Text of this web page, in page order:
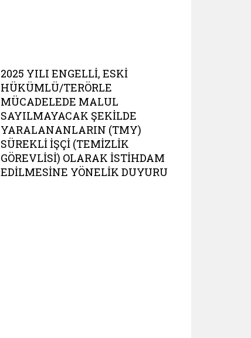
2025 YILI ENGELLI, ESKI
HÜKÜMLÜ/TERÖRLE
MÜCADELEDE MALUL
SAYILMAYACAK ŞEKILDE
YARALANANLARIN (TMY)
SÜREKLI İŞÇI (TEMIZLIK
GÖREVLISI) OLARAK İSTIHDAM
EDILMESINE YÖNELIK DUYURU